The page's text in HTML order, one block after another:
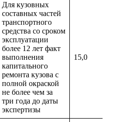
Для кузовных
составных частей
транспортного
средства со сроком
эксплуатации
более 12 лет факт
выполнения
капитального
ремонта кузова с
полной окраской
не более чем за
три года до даты
экспертизы
15,0